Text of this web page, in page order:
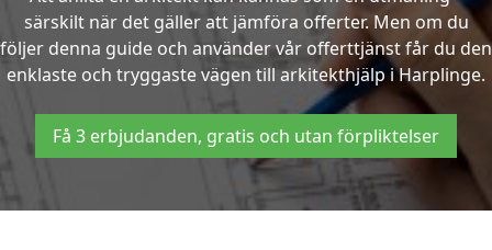
särskilt när det gäller att jämföra offerter. Men om du
följer denna guide och använder vår offerttjänst får du den
enklaste och tryggaste vägen till arkitekthjälp i Harplinge.
Få 3 erbjudanden, gratis och utan förpliktelser